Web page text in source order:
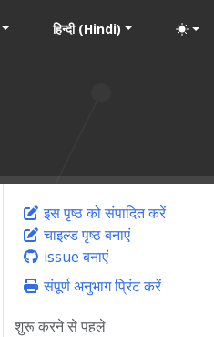
हिन्दी (Hindi)
इस पृष्ठ को संपादित करें
चाइल्ड पृष्ठ बनाएं
issue बनाएं
संपूर्ण अनुभाग प्रिंट करें
शुरू करने से पहले